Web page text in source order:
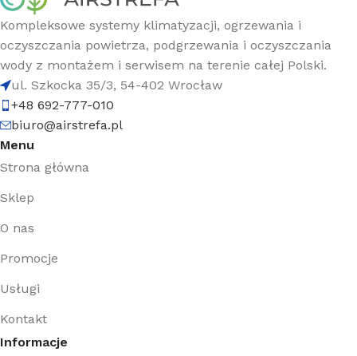
Kompleksowe systemy klimatyzacji, ogrzewania i
oczyszczania powietrza, podgrzewania i oczyszczania
wody z montażem i serwisem na terenie całej Polski.
ul. Szkocka 35/3, 54-402 Wrocław
+48 692-777-010
biuro@airstrefa.pl
Menu
Strona główna
Sklep
O nas
Promocje
Usługi
Kontakt
Informacje